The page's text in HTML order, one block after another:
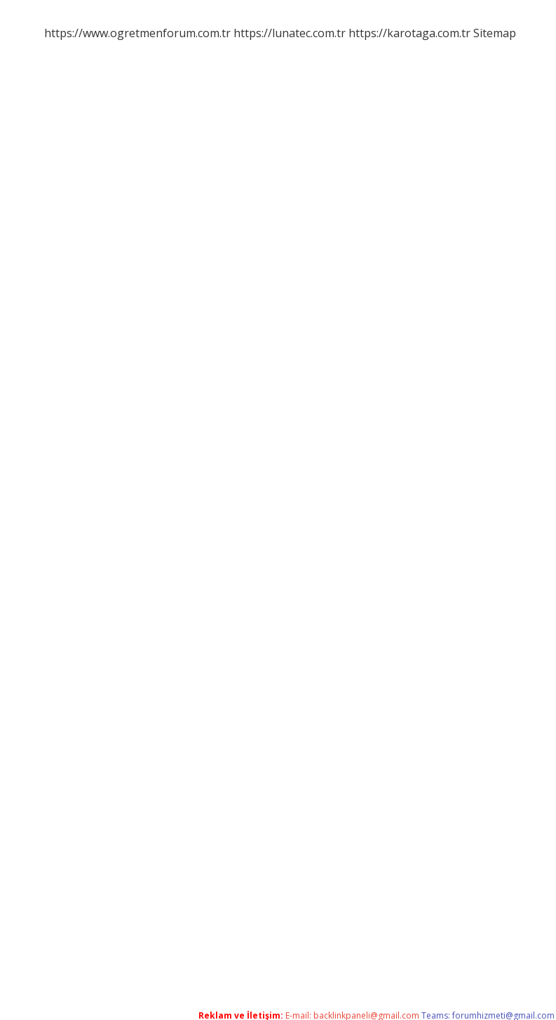
https://www.ogretmenforum.com.tr https://lunatec.com.tr https://karotaga.com.trSitemap
Reklam ve İletişim: E-mail: backlinkpaneli@gmail.com Teams:forumhizmeti@gmail.com